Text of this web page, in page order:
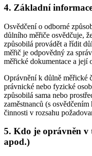
4. Základní
Osvědčení o odborné
důlního měřiče osvědčuje,
způsobilá provádět a řídit
měřič je odpovědný za
měřické dokumentace a její
Oprávnění k důlně měřické
právnické nebo fyzické
způsobilá sama nebo
zaměstnanců (s
činnosti v rozsahu
5. Kdo je oprávněn v
apod.)